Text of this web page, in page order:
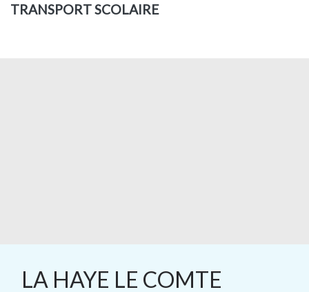
TRANSPORT SCOLAIRE
LA HAYE LE COMTE